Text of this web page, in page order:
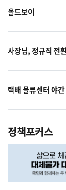
올드보이
사장님, 정규직 전
택배 물류센터 야
정책포커스